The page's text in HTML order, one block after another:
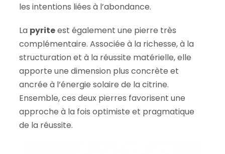
les intentions liées à l’abondance.
La pyriteest également une pierre très
complémentaire. Associée à la richesse, à la
structuration et à la réussite matérielle, elle
apporte une dimension plus concrète et
ancrée à l’énergie solaire de la citrine.
Ensemble, ces deux pierres favorisent une
approche à la fois optimiste et pragmatique
de la réussite.